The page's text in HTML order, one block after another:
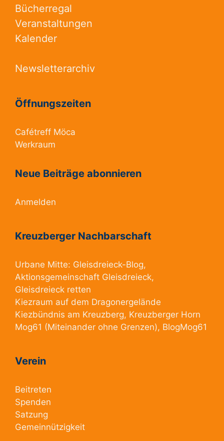
Bücherregal
Veranstaltungen
Kalender
Newsletterarchiv
Öffnungszeiten
Cafétreff Möca
Werkraum
Neue Beiträge abonnieren
Anmelden
Kreuzberger Nachbarschaft
Urbane Mitte: Gleisdreieck-Blog,
Aktionsgemeinschaft Gleisdreieck,
Gleisdreieck retten
Kiezraum auf dem Dragonergelände
Kiezbündnis am Kreuzberg, Kreuzberger Horn
Mog61 (Miteinander ohne Grenzen), BlogMog61
Verein
Beitreten
Spenden
Satzung
Gemeinnützigkeit